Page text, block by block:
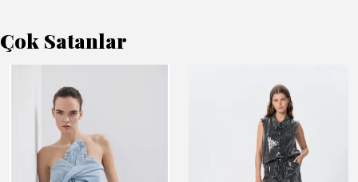
Çok Satanlar